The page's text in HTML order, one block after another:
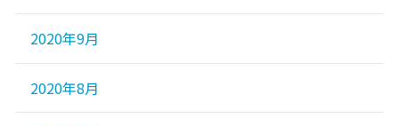
2020年9月
2020年8月